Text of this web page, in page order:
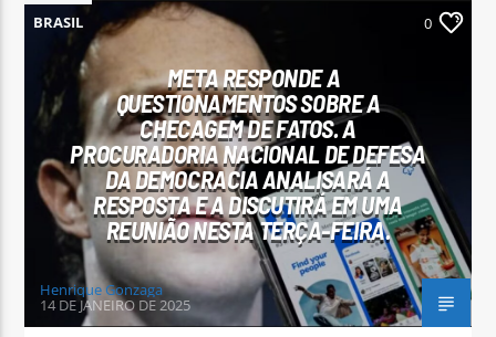
BRASIL 0
META RESPONDE A
QUESTIONAMENTOS SOBRE A
CHECAGEM DE FATOS. A
PROCURADORIA NACIONAL DE DEFESA
DA DEMOCRACIA ANALISARÁ A
RESPOSTA E A DISCUTIRÁ EM UMA
REUNIÃO NESTA TERÇA-FEIRA.
Henrique Gonzaga
14 DE JANEIRO DE 2025